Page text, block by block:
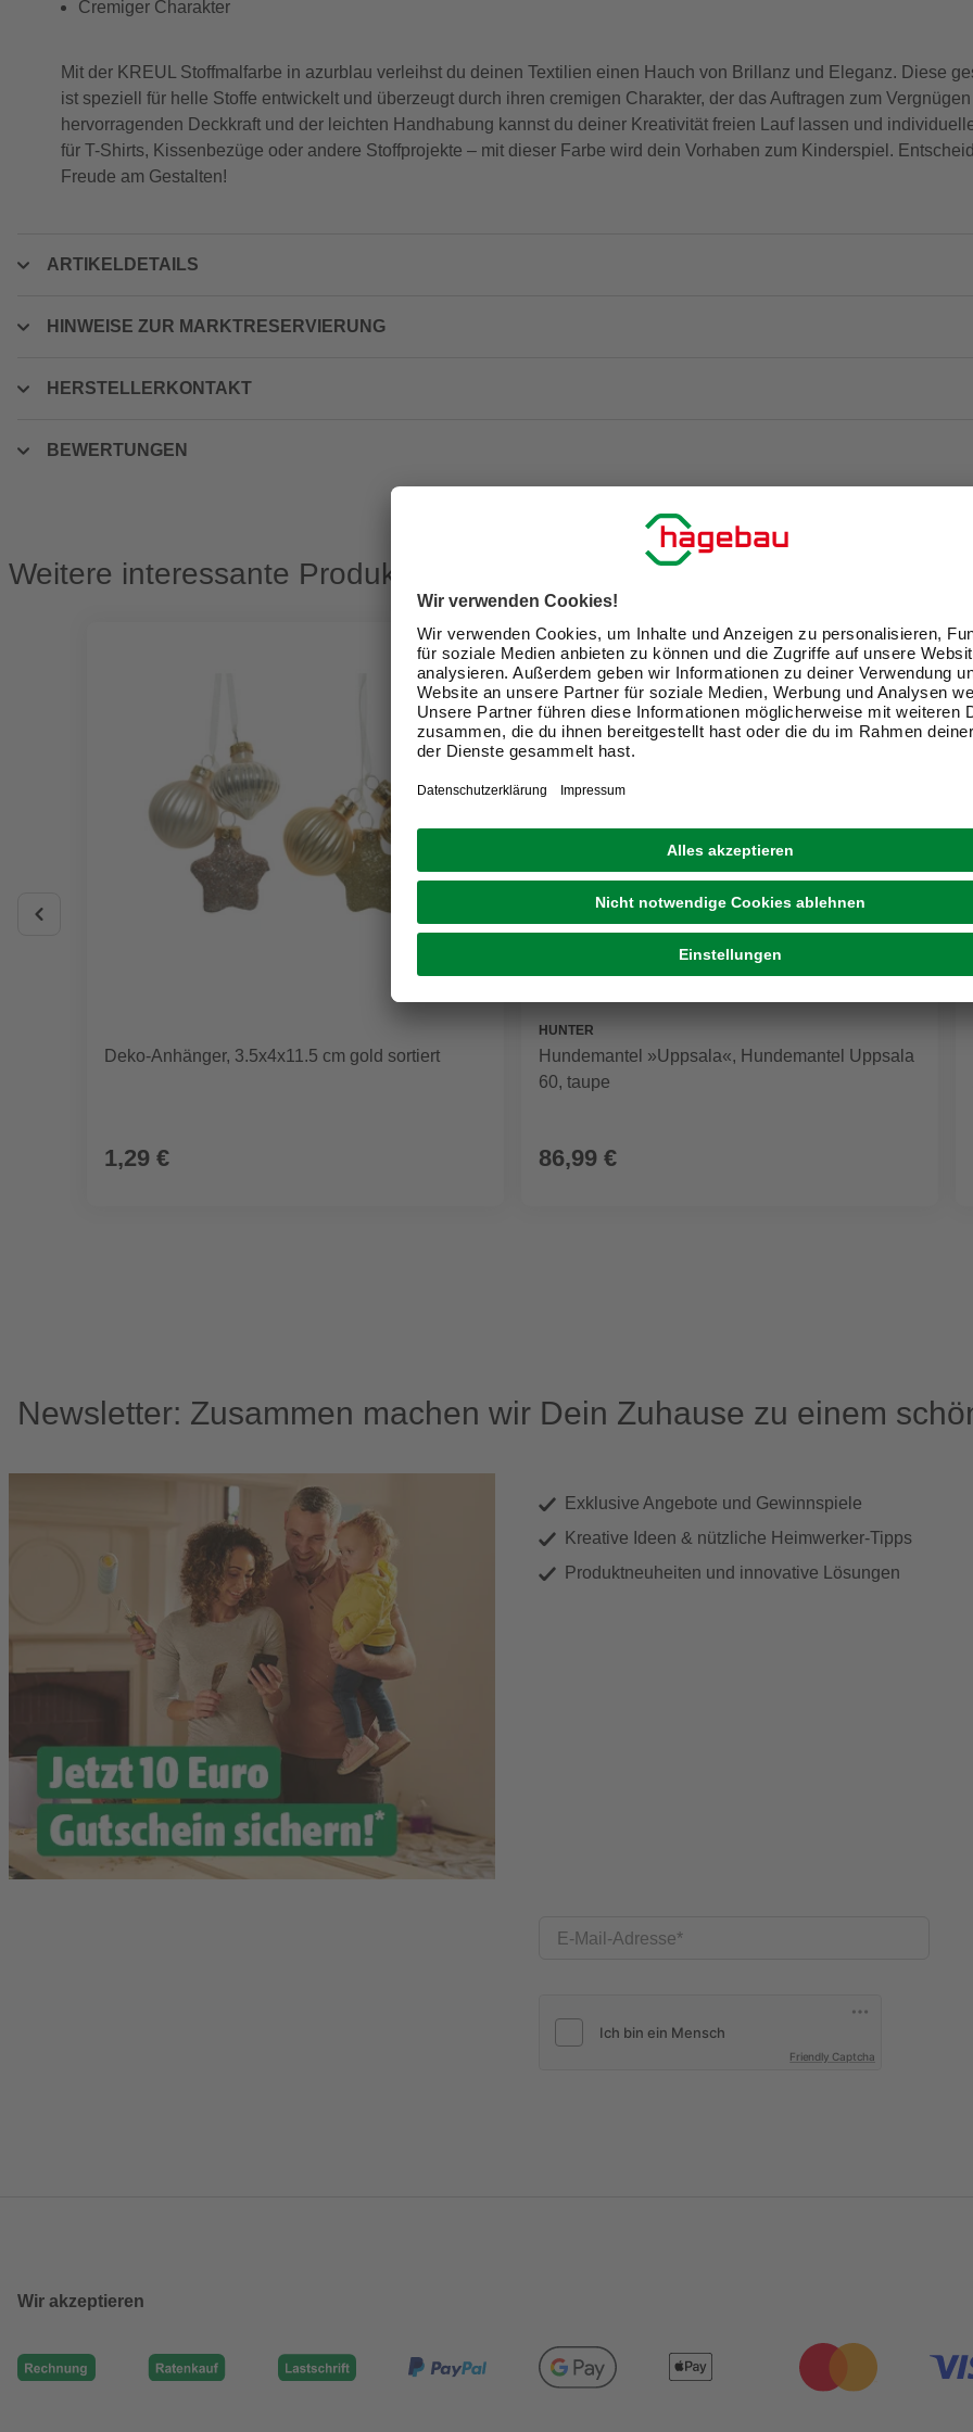
Cremiger Charakter
Mit der KREUL Stoffmalfarbe in azurblau verleihst du deinen Textilien einen Hauch von Brillanz und Eleganz. Diese
ist speziell für helle Stoffe entwickelt und überzeugt durch ihren cremigen Charakter, der das Auftragen zum
hervorragenden Deckkraft und der leichten Handhabung kannst du deiner Kreativität freien Lauf lassen und
für T-Shirts, Kissenbezüge oder andere Stoffprojekte – mit dieser Farbe wird dein Vorhaben zum Kinderspiel.
Freude am Gestalten!
ARTIKELDETAILS
HINWEISE ZUR MARKTRESERVIERUNG
HERSTELLERKONTAKT
BEWERTUNGEN
Weitere interessante Produkte
Deko-Anhänger, 3.5x4x11.5 cm gold sortiert
1,29 €
HUNTER
Hundemantel »Uppsala«, Hundemantel Uppsala
60, taupe
86,99 €
Newsletter: Zusammen machen wir Dein Zuhause zu einem
Exklusive Angebote und Gewinnspiele
Kreative Ideen & nützliche Heimwerker-Tipps
Produktneuheiten und innovative Lösungen
E-Mail-Adresse
Friendly Captcha
Wir akzeptieren